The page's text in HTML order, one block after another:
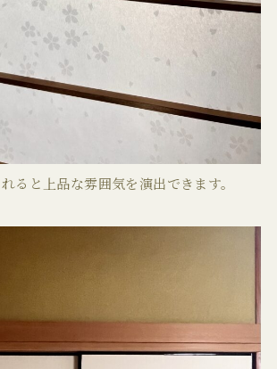
ると上品な雰囲気を演出できます。